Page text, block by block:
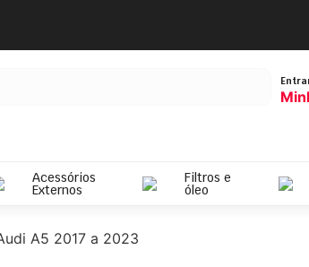
Acessórios
Externos
Filtros e
óleo
A5 2017 a 2023